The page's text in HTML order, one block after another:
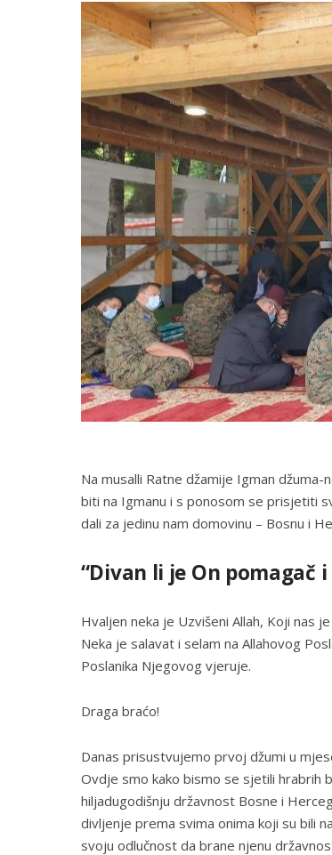
Na musalli Ratne džamije Igman
biti na Igmanu i s ponosom se prisjetiti
dali za jedinu nam domovinu – Bosnu i
“Divan li je On pomagač
Hvaljen neka je Uzvišeni Allah, Koji nas
Neka je salavat i selam na Allahovog
Poslanika Njegovog vjeruje.
Draga braćo!
Danas prisustvujemo prvoj džumi u
Ovdje smo kako bismo se sjetili hrabrih
hiljadugodišnju državnost Bosne i
divljenje prema svima onima koji su bili
svoju odlučnost da brane njenu